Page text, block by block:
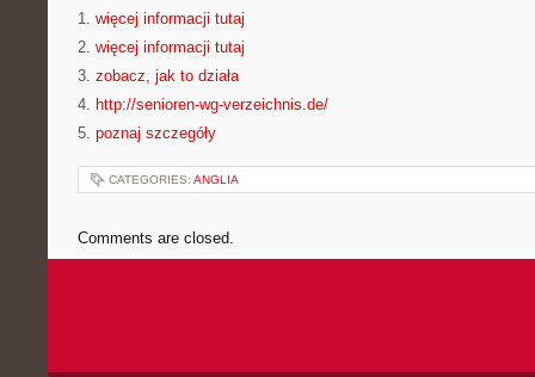
1. więcej informacji tutaj
2. więcej informacji tutaj
3. zobacz, jak to działa
4. http://senioren-wg-verzeichnis.de/
5. poznaj szczegóły
CATEGORIES: ANGLIA
Comments are closed.